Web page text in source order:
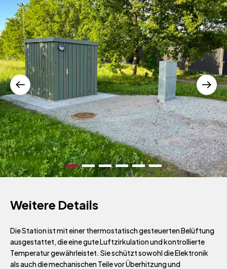
Weitere Details
Die Station ist mit einer thermostatisch gesteuerten Belüftung
ausgestattet, die eine gute Luftzirkulation und kontrollierte
Temperatur gewährleistet. Sie schützt sowohl die Elektronik
als auch die mechanischen Teile vor Überhitzung und